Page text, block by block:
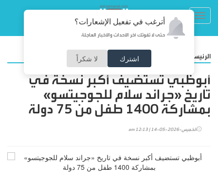
أترغب في تفعيل الإشعارات؟
حتى لا تفوتك آخر الأحداث والأخبار العاجلة
اشترك لا شكراً الرئيسية
أبوظبي تستضيف أكبر نسخة في
تاريخ «جراند سلام للجوجيتسو»
بمشاركة 1400 طفل من 75 دولة
الخميس-2026-05-14 | 12:13 am